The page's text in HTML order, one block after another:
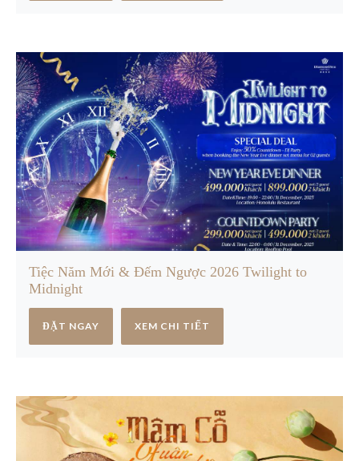
Tiệc Năm Mới & Đếm Ngược 2026 Twilight to
Midnight
ĐẶT NGAY XEM CHI TIẾT